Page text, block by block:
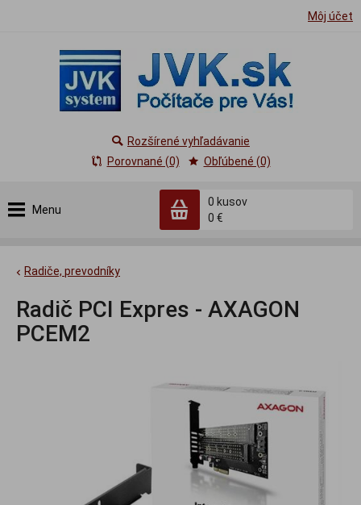
Môj účet
Menu
0 kusov
0 €
Rozšírené vyhľadávanie
Porovnané (0)
Obľúbené (0)
Radiče, prevodníky
Radič PCI Expres - AXAGON
PCEM2